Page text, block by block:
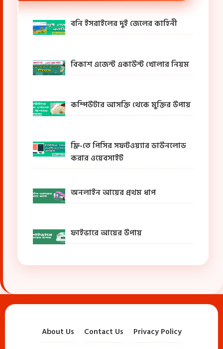
বনি ইসরাইলের দুই জেলের কাহিনী
বিকাশ এজেন্ট একাউন্ট খোলার নিয়ম
কম্পিউটার আসক্তি থেকে মুক্তির উপায়
ফ্রি-তে পিসির সফটওয়্যার ডাউনলোড
করার ওয়েবসাইট
অনলাইন আয়ের প্রথম ধাপ
ফাইভারে আয়ের উপায়
About Us Contact Us Privacy Policy